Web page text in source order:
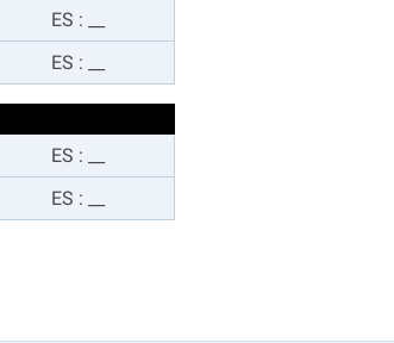
ES :
ES :
ES :
ES :